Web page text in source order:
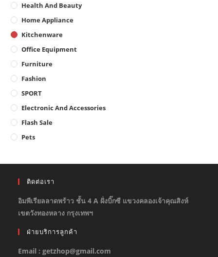
Health And Beauty
Home Appliance
Kitchenware
Office Equipment
Furniture
Fashion
SPORT
Electronic And Accessories
Flash Sale
Pets
ติดต่อเรา
อิมพีเรียลลาดพร้าว ชั้น 4 A ฝั่งบิ๊กซี แขวงคลองเจ้าคุณสิงห์
เขตวังทองหลาง กรุงเทพฯ
ฝ่ายบริการลูกค้า
Email : getzhop@gmail.com